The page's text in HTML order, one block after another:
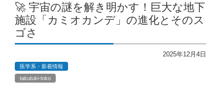
🚀 宇宙の謎を解き明かす！巨大な地下
施設「カミオカンデ」の進化とそのス
ゴさ
2025年12月4日
医学系・新着情報
takutuki-toko